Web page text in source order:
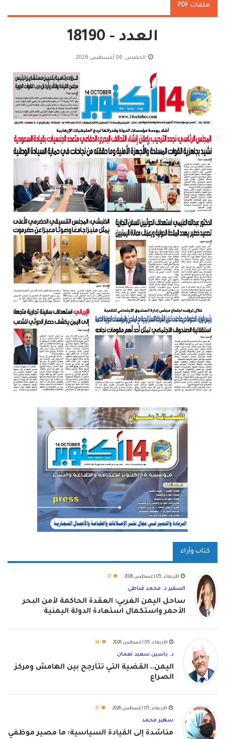
ملفات PDF
العدد - 18190
الخميس, 06 أغسطس 2026
كتاب وآراء
الأربعاء, 05 أغسطس 2026 37
السفير د. محمد قباطي
ساحل اليمن الغربي: العقدة الحاكمة لأمن البحر
الأحمر واستكمال استعادة الدولة اليمنية
الأربعاء, 05 أغسطس 2026 34
د. ياسين سعيد نعمان
اليمن.. القضية التي تتأرجح بين الهامش ومركز
الصراع
الأربعاء, 05 أغسطس 2026 31
سهير محمد
مناشدة إلى القيادة السياسية: ما مصير موظفي